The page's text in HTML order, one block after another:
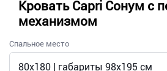
Кровать Capri Сонум с
механизмом
Спальное место